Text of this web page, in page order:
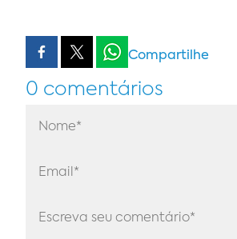
Compartilhe
0 comentários